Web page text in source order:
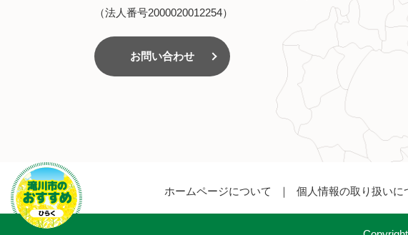
（法人番号2000020012254）
お問い合わせ
ホームページについて 個人情報の取り扱いに
滝川市のおす
すめ